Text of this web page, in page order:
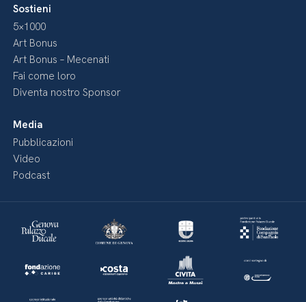
Sostieni
5×1000
Art Bonus
Art Bonus – Mecenati
Fai come loro
Diventa nostro Sponsor
Media
Pubblicazioni
Video
Podcast